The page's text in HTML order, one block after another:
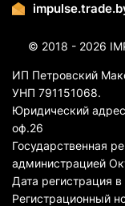
© 2018 - 2026
ИП Петровский
УНП 791151068.
Юридический
оф.26
Государственная
администрацией
Дата регистрация
Регистрационный